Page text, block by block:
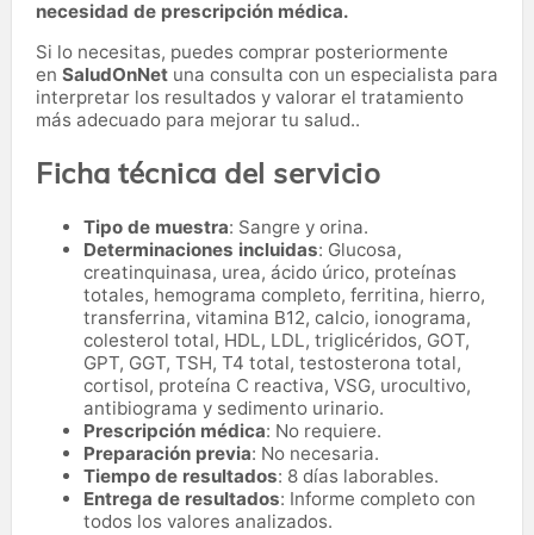
necesidad de prescripción médica.
Si lo necesitas, puedes comprar posteriormente
en SaludOnNet una consulta con un especialista para
interpretar los resultados y valorar el tratamiento
más adecuado para mejorar tu salud..
Ficha técnica del servicio
Tipo de muestra: Sangre y orina.
Determinaciones incluidas: Glucosa,
creatinquinasa, urea, ácido úrico, proteínas
totales, hemograma completo, ferritina, hierro,
transferrina, vitamina B12, calcio, ionograma,
colesterol total, HDL, LDL, triglicéridos, GOT,
GPT, GGT, TSH, T4 total, testosterona total,
cortisol, proteína C reactiva, VSG, urocultivo,
antibiograma y sedimento urinario.
Prescripción médica: No requiere.
Preparación previa: No necesaria.
Tiempo de resultados: 8 días laborables.
Entrega de resultados: Informe completo con
todos los valores analizados.